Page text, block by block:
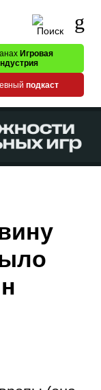
Игровая
подкаст